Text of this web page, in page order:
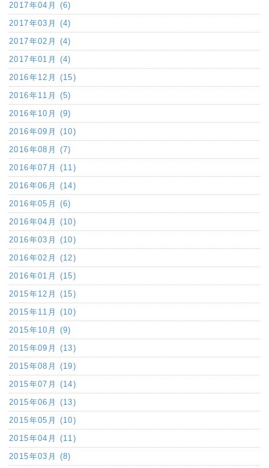
2017年04月 (6)
2017年03月 (4)
2017年02月 (4)
2017年01月 (4)
2016年12月 (15)
2016年11月 (5)
2016年10月 (9)
2016年09月 (10)
2016年08月 (7)
2016年07月 (11)
2016年06月 (14)
2016年05月 (6)
2016年04月 (10)
2016年03月 (10)
2016年02月 (12)
2016年01月 (15)
2015年12月 (15)
2015年11月 (10)
2015年10月 (9)
2015年09月 (13)
2015年08月 (19)
2015年07月 (14)
2015年06月 (13)
2015年05月 (10)
2015年04月 (11)
2015年03月 (8)